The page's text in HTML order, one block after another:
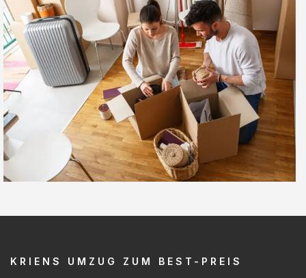
KRIENS UMZUG ZUM BEST-PREIS